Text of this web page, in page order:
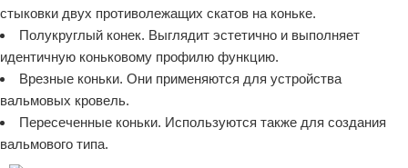
стыковки двух противолежащих скатов на коньке.
Полукруглый конек. Выглядит эстетично и выполняет
идентичную коньковому профилю функцию.
Врезные коньки. Они применяются для устройства
вальмовых кровель.
Пересеченные коньки. Используются также для создания
вальмового типа.